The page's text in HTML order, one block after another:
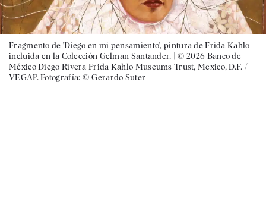
Fragmento de 'Diego en mi pensamiento', pintura de Frida Kahlo
incluida en la Colección Gelman Santander. | © 2026 Banco de
México Diego Rivera Frida Kahlo Museums Trust, Mexico, D.F. /
VEGAP. Fotografía: © Gerardo Suter